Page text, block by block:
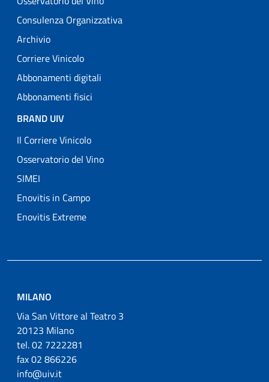
Consulenza Organizzativa
Archivio
Corriere Vinicolo
Abbonamenti digitali
Abbonamenti fisici
BRAND UIV
Il Corriere Vinicolo
Osservatorio del Vino
SIMEI
Enovitis in Campo
Enovitis Extreme
MILANO
Via San Vittore al Teatro 3
20123 Milano
tel. 02 7222281
fax 02 866226
info@uiv.it